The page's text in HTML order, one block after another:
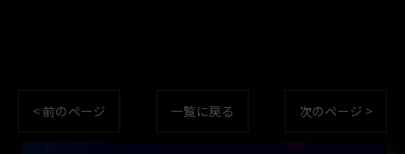
< 前のページ 一覧に戻る 次のページ >